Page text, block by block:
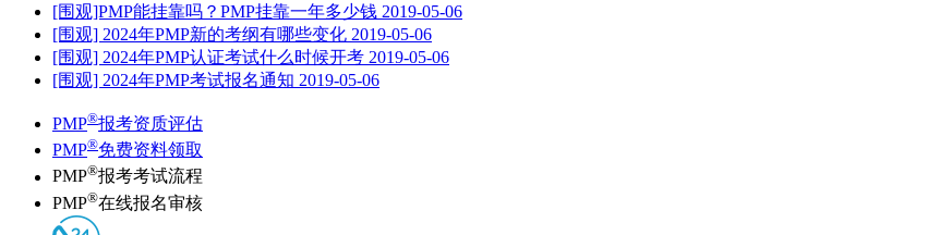
[围观]PMP能挂靠吗？PMP挂靠一年多少钱 2019-05-06
[围观] 2024年PMP新的考纲有哪些变化 2019-05-06
[围观] 2024年PMP认证考试什么时候开考 2019-05-06
[围观] 2024年PMP考试报名通知 2019-05-06
PMP®报考资质评估
PMP®免费资料领取
PMP®报考考试流程
PMP®在线报名审核